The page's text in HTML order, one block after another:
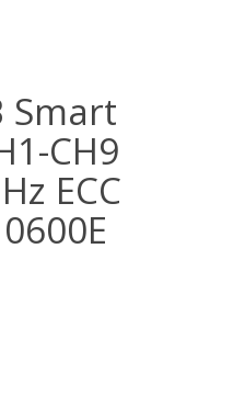
Smart
CH9
ECC